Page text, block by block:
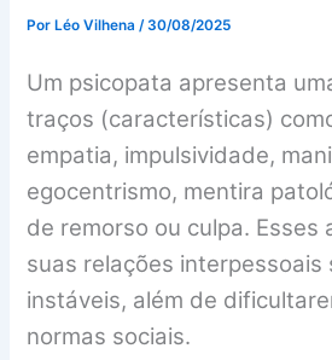
Por Léo Vilhena/30/08/2025
Um psicopata apresenta
traços (características)
empatia, impulsividade,
egocentrismo, mentira
de remorso ou culpa. Esses
suas relações interpessoais
instáveis, além de
normas sociais.